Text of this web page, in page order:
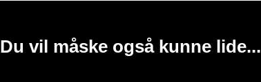
Du vil måske også kunne lide...